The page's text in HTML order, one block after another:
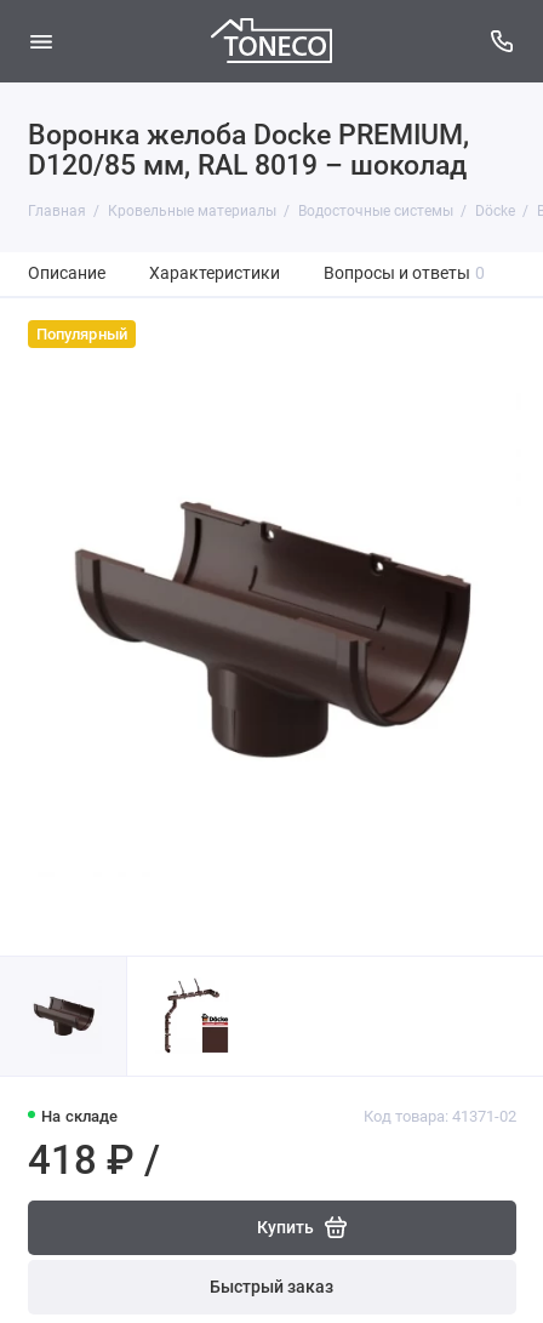
Воронка желоба Docke PREMIUM,
D120/85 мм, RAL 8019 – шоколад
Главная Кровельные материалы Водосточные системы Döcke
Описание Характеристики Вопросы и ответы 0
Популярный
На складе Код товара: 41371-02
418 ₽ /
Купить
Быстрый заказ